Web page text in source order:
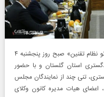
نشست «آینده‌پژوهی نهاد وکالت در پرتو نظام تقنین» صبح روز پنجشنبه ۴
دادگستری استان گلستان و با حضور
تنی چند از نمایندگان مجلس
اعضای هیات مدیره کانون وکلای